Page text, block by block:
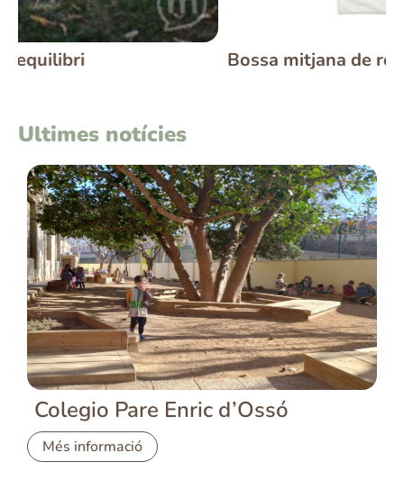
Bossa mitjana de roba amb corda
Ultimes notícies
Colegio Pare Enric d’Ossó
Més informació